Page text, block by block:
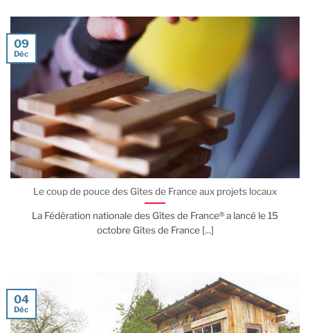
Le coup de pouce des Gîtes de France aux projets locaux
La Fédération nationale des Gîtes de France® a lancé le 15
octobre Gîtes de France [...]
09
Déc
04
Déc